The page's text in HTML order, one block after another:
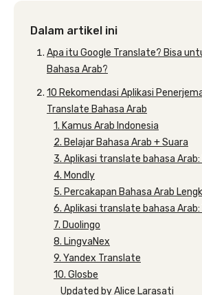
Dalam artikel ini
Apa itu Google Translate? Bisa
Bahasa Arab?
10 Rekomendasi Aplikasi
Translate Bahasa Arab
1. Kamus Arab Indonesia
2. Belajar Bahasa Arab + Suara
3. Aplikasi translate bahasa Arab:
4. Mondly
5. Percakapan Bahasa Arab
6. Aplikasi translate bahasa Arab:
7. Duolingo
8. LingvaNex
9. Yandex Translate
10. Glosbe
Updated by Alice Larasati